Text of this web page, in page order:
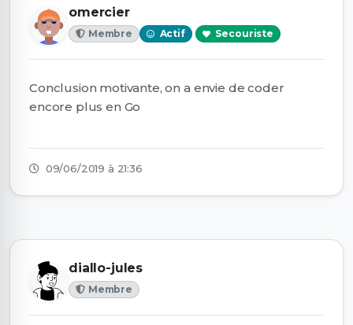
omercier
Membre Actif Secouriste
Conclusion motivante, on a envie de coder
encore plus en Go
09/06/2019 à 21:36
diallo-jules
Membre